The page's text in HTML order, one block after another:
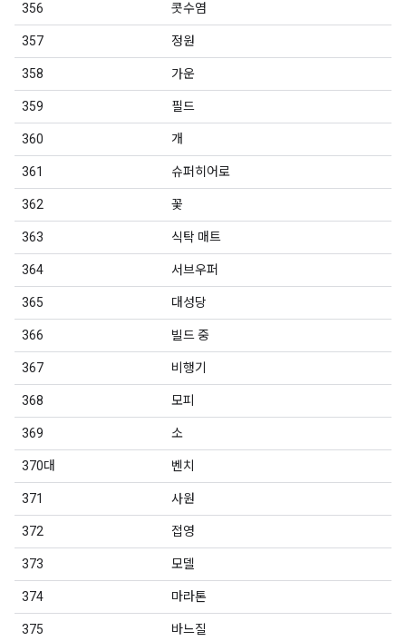
356 콧수염
357 정원
358 가운
359 필드
360 개
361 슈퍼히어로
362 꽃
363 식탁 매트
364 서브우퍼
365 대성당
366 빌드 중
367 비행기
368 모피
369 소
370대 벤치
371 사원
372 접영
373 모델
374 마라톤
375 바느질